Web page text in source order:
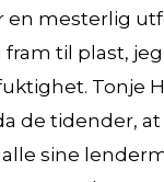
en mesterlig
fram til plast,
Tonje
de tidender,
sine